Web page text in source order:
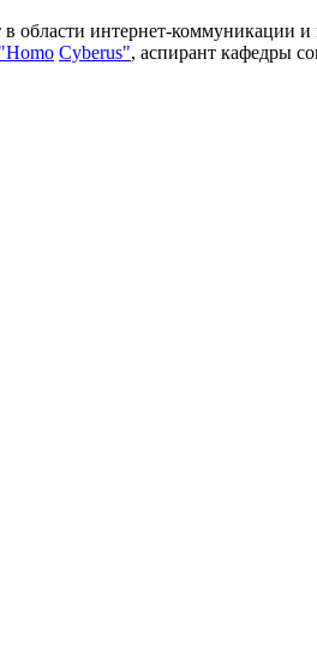
области интернет-коммуникации
"Homo Cyberus", аспирант кафедры